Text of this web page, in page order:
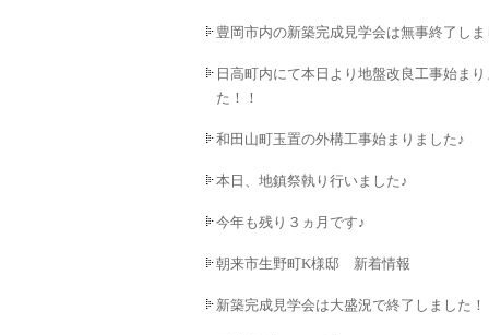
豊岡市内の新築完成見学会は無事終了しま
日高町内にて本日より地盤改良工事始まり
た！！
和田山町玉置の外構工事始まりました♪
本日、地鎮祭執り行いました♪
今年も残り３ヵ月です♪
朝来市生野町K様邸 新着情報
新築完成見学会は大盛況で終了しました！